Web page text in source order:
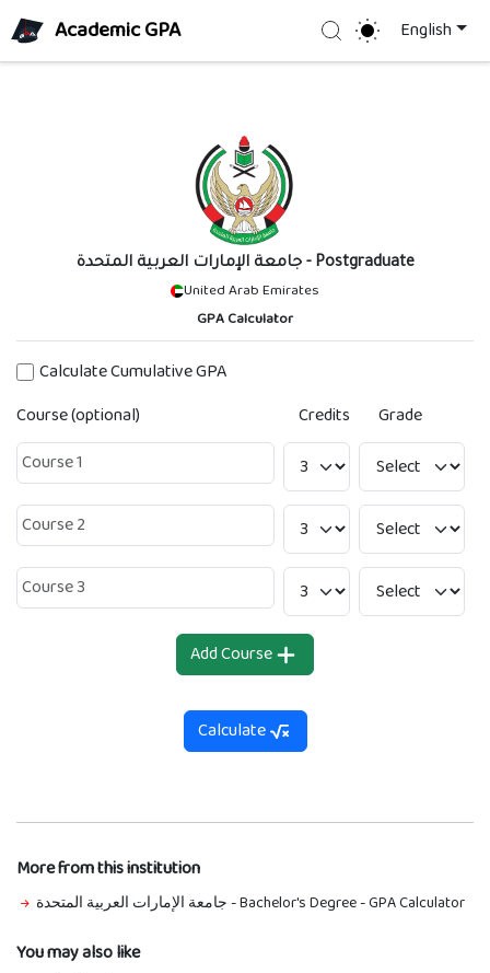
Academic GPA Search English
جامعة الإمارات العربية المتحدة- Postgraduate
United Arab Emirates
GPA Calculator
Calculate Cumulative GPA
Course (optional)
Credits Grade
Add Course
Calculate
More from this institution
جامعة الإمارات العربية المتحدة - Bachelor's Degree-GPA Calculator
You may also like